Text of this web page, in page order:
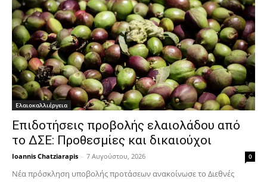
Ελαιοκαλλιέργεια
Επιδοτήσεις προβολής ελαιολάδου από
το ΔΣΕ: Προθεσμίες και δικαιούχοι
Ioannis Chatziarapis - 7 Αυγούστου, 2026 0
Νέα πρόσκληση υποβολής προτάσεων ανακοίνωσε το Διεθνές